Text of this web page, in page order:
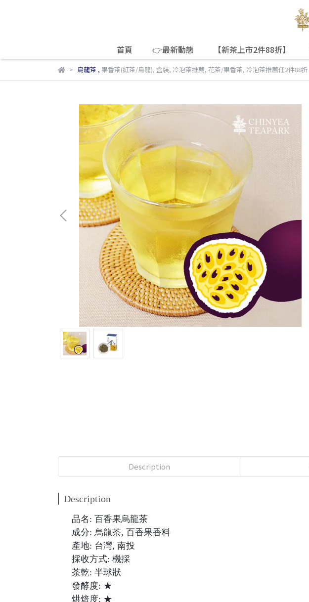
首頁 👉最新動態 【新茶上市2件88折】
烏龍茶 , 果香茶(紅茶/烏龍), 盒裝, 冷泡茶推薦, 花茶/果香茶, 冷泡茶推薦任2件88折
Description
Description
品名: 百香果烏龍茶
成分: 烏龍茶, 百香果香料
產地: 台灣, 南投
採收方式: 機採
茶乾: 半球狀
發酵度: ★
烘焙度: ★